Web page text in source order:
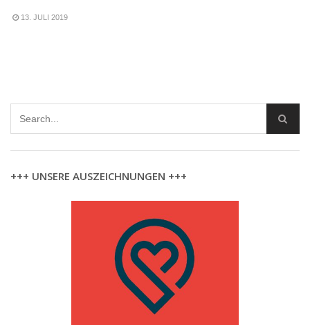
13. JULI 2019
+++ UNSERE AUSZEICHNUNGEN +++